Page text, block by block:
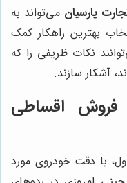
پارسیان می‌تواند به
بهترین راهکار کمک
نکات ظریفی را که
آشکار سازند.
اقساطی
با دقت خودروی مورد